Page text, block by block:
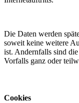
Die Daten werden
soweit keine weitere
ist. Andernfalls sind
Vorfalls ganz oder
Cookies